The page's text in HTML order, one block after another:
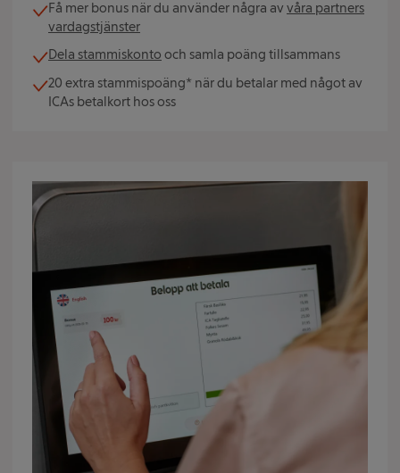
Få mer bonus när du använder några av våra partners
vardagstjänster
Dela stammiskonto och samla poäng tillsammans
20 extra stammispoäng* när du betalar med något av
ICAs betalkort hos oss